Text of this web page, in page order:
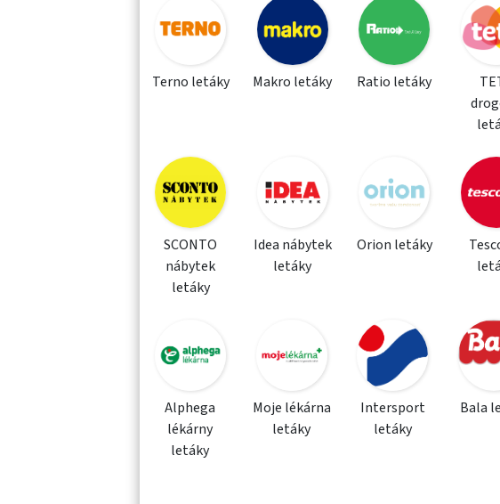
Terno letáky Makro letáky Ratio letáky
SCONTO
nábytek
letáky
Idea nábytek
letáky
Orion letáky
Alphega
lékárny
letáky
Moje lékárna
letáky
Intersport
letáky
Bala